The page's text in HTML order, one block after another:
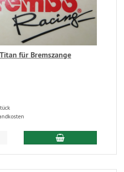
für Bremszange